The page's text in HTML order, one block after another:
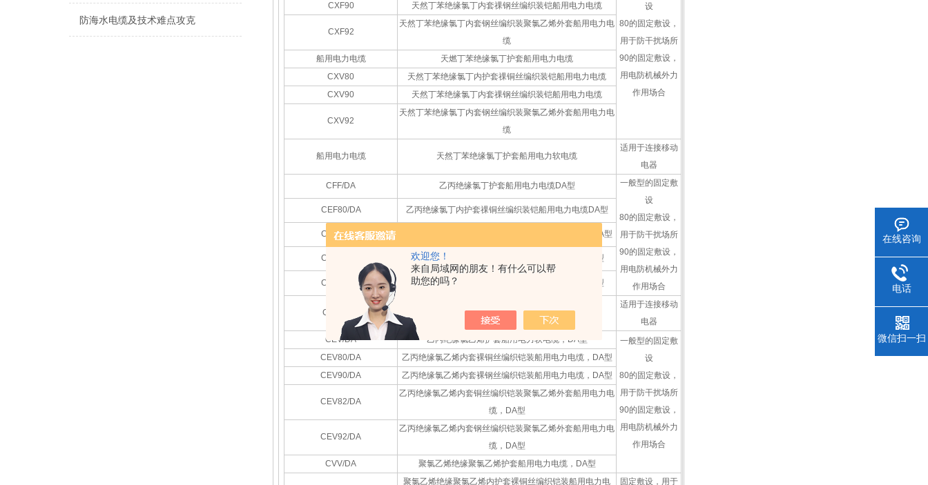
欢迎您！
来自局域网的朋友！有什么可以帮
助您的吗？
防海水电缆及技术难点攻克
设
80的固定敷设，
用于防干扰场所
90的固定敷设，
用电防机械外力
作用场合
CXF90
天然丁苯绝缘氯丁内套祼钢丝编织装铠船用电力电缆
CXF92
天然丁苯绝缘氯丁内套钢丝编织装聚氯乙烯外套船用电力电
缆
船用电力电缆
天燃丁苯绝缘氯丁护套船用电力电缆
CXV80
天然丁苯绝缘氯丁内护套祼铜丝编织装铠船用电力电缆
CXV90
天然丁苯绝缘氯丁内套祼钢丝编织装铠船用电力电缆
CXV92
天然丁苯绝缘氯丁内套钢丝编织装聚氯乙烯外套船用电力电
缆
船用电力电缆 天然丁苯绝缘氯丁护套船用电力软电缆
适用于连接移动
电器
CFF/DA 乙丙绝缘氯丁护套船用电力电缆DA型
一般型的固定敷
设
80的固定敷设，
用于防干扰场所
90的固定敷设，
用电防机械外力
作用场合
CEF80/DA 乙丙绝缘氯丁内护套祼铜丝编织装铠船用电力电缆DA型
CEF90/DA 乙丙绝缘氯丁内护套祼钢丝编织装铠船用电力电缆，DA型
CEF82/DA 乙丙绝缘氯丁内套铜丝编织铠装船用电力电缆，DA型
CEF92/DA 乙丙绝缘氯丁内套钢丝编织铠装船用电力电缆，DA型
CEFR/DA 乙丙绝缘氯丁护套船用电力软电缆，DA型
适用于连接移动
电器
CEV/DA
乙丙绝缘氯乙烯护套船用电力软电缆，DA型
一般型的固定敷
设
80的固定敷设，
用于防干扰场所
90的固定敷设，
用电防机械外力
作用场合
CEV80/DA
乙丙绝缘氯乙烯内套裸铜丝编织铠装船用电力电缆，DA型
CEV90/DA
乙丙绝缘氯乙烯内套裸钢丝编织铠装船用电力电缆，DA型
CEV82/DA
乙丙绝缘氯乙烯内套铜丝编织铠装聚氯乙烯外套船用电力电
缆，DA型
CEV92/DA
乙丙绝缘氯乙烯内套钢丝编织铠装聚氯乙烯外套船用电力电
缆，DA型
CVV/DA
聚氯乙烯绝缘聚氯乙烯护套船用电力电缆，DA型
聚氯乙烯绝缘聚氯乙烯内护套裸铜丝编织铠装船用电力电
固定敷设，用于
在线咨询
电话
微信扫一扫